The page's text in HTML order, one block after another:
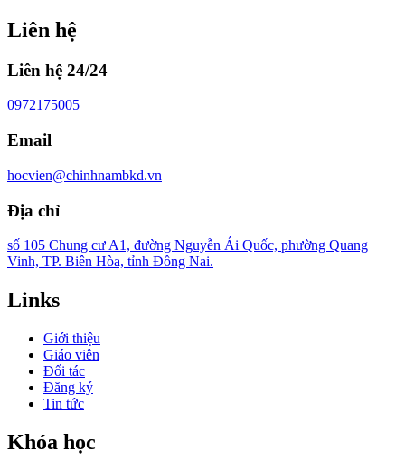
Liên hệ
Liên hệ 24/24
0972175005
Email
hocvien@chinhnambkd.vn
Địa chỉ
số 105 Chung cư A1, đường Nguyễn Ái Quốc, phường Quang
Vinh, TP. Biên Hòa, tỉnh Đồng Nai.
Links
Giới thiệu
Giáo viên
Đối tác
Đăng ký
Tin tức
Khóa học